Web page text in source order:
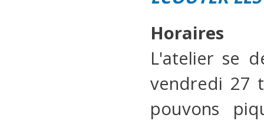
Horaires
L'atelier se
vendredi 27
pouvons